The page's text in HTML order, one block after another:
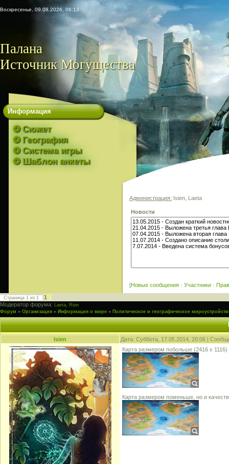
Воскресенье, 09.08.2026, 06:13
Палана
Источник Могущества
Информация
❂ Сюжет
❂ География
❂ Система игры
❂ Шаблон анкеты
Администрация: Isien, Laeta
Новости
[Новые сообщения · Участники ·
Страница 1 из 1
1
Модератор форума: Laeta
Rion
Форум » Организация » Информация о мире » Политическое и географическое
Isien Дата: Суббота, 17.05.2014, 20:06 |
Карта размером побольше (2416 х 1116)
Карта размером поменьше, но и